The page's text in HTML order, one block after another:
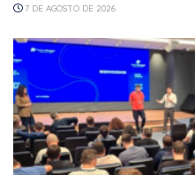
7 DE AGOSTO DE 2026